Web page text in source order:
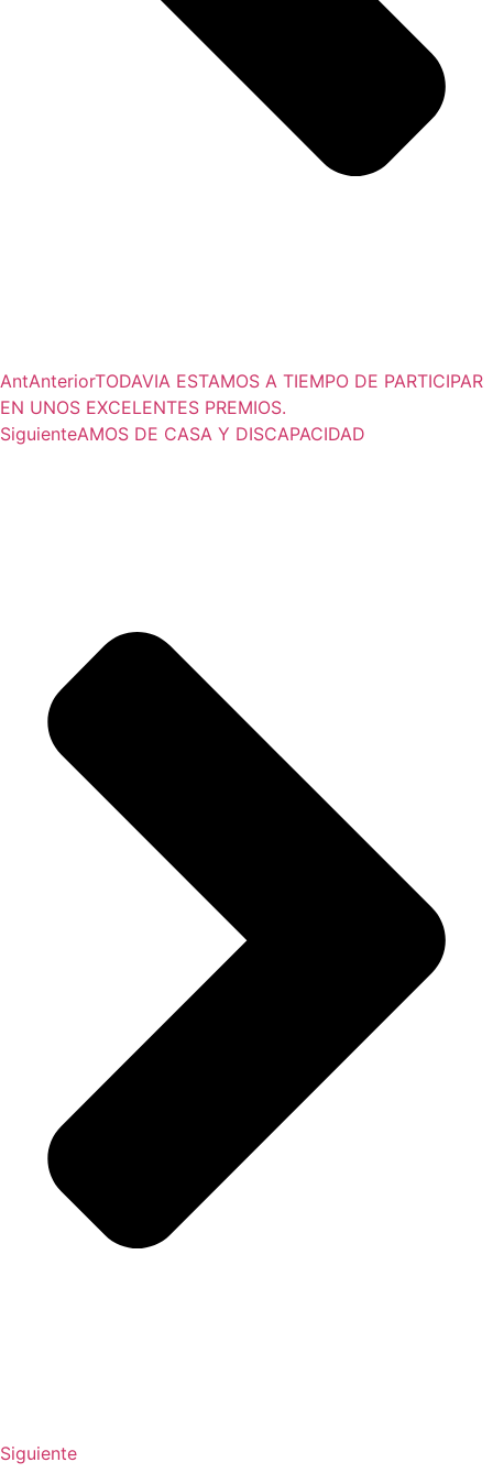
AntAnteriorTODAVIA ESTAMOS A TIEMPO DE PARTICIPAR
EN UNOS EXCELENTES PREMIOS.
SiguienteAMOS DE CASA Y DISCAPACIDAD
Siguiente